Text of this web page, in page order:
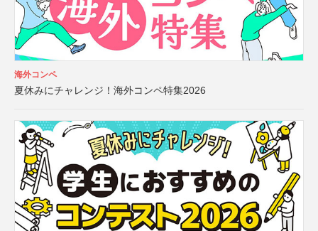
海外コンペ
夏休みにチャレンジ！海外コンペ特集2026